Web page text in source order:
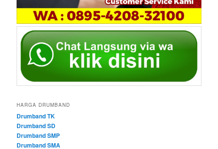
HARGA DRUMBAND
Drumband TK
Drumband SD
Drumband SMP
Drumband SMA